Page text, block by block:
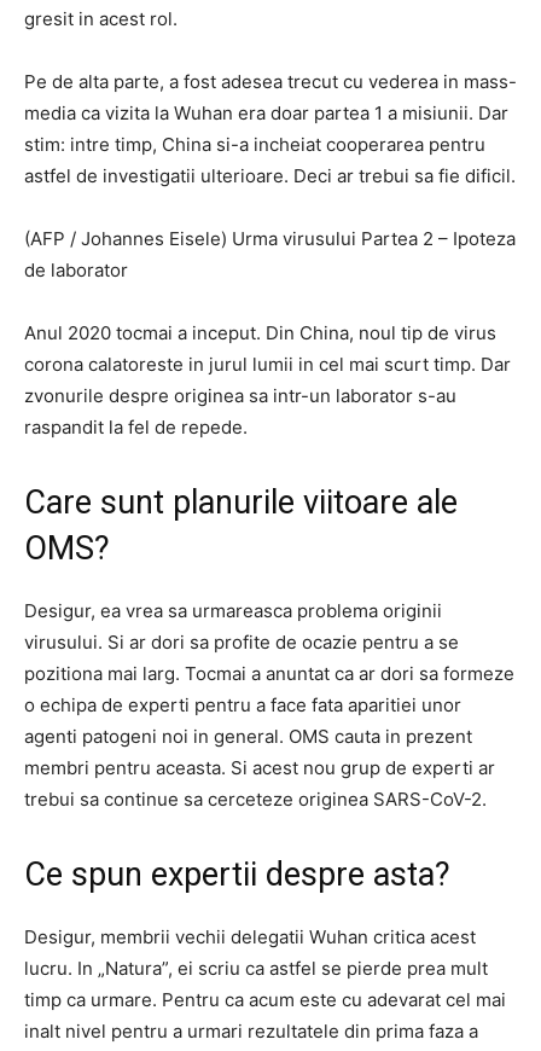
gresit in acest rol.
Pe de alta parte, a fost adesea trecut cu vederea in mass-
media ca vizita la Wuhan era doar partea 1 a misiunii. Dar
stim: intre timp, China si-a incheiat cooperarea pentru
astfel de investigatii ulterioare. Deci ar trebui sa fie dificil.
(AFP / Johannes Eisele) Urma virusului Partea 2 – Ipoteza
de laborator
Anul 2020 tocmai a inceput. Din China, noul tip de virus
corona calatoreste in jurul lumii in cel mai scurt timp. Dar
zvonurile despre originea sa intr-un laborator s-au
raspandit la fel de repede.
Care sunt planurile viitoare ale
OMS?
Desigur, ea vrea sa urmareasca problema originii
virusului. Si ar dori sa profite de ocazie pentru a se
pozitiona mai larg. Tocmai a anuntat ca ar dori sa formeze
o echipa de experti pentru a face fata aparitiei unor
agenti patogeni noi in general. OMS cauta in prezent
membri pentru aceasta. Si acest nou grup de experti ar
trebui sa continue sa cerceteze originea SARS-CoV-2.
Ce spun expertii despre asta?
Desigur, membrii vechii delegatii Wuhan critica acest
lucru. In „Natura”, ei scriu ca astfel se pierde prea mult
timp ca urmare. Pentru ca acum este cu adevarat cel mai
inalt nivel pentru a urmari rezultatele din prima faza a